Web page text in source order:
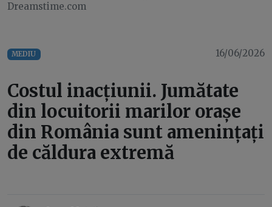
Dreamstime.com
MEDIU 16/06/2026
Costul inacțiunii. Jumătate
din locuitorii marilor orașe
din România sunt amenințați
de căldura extremă